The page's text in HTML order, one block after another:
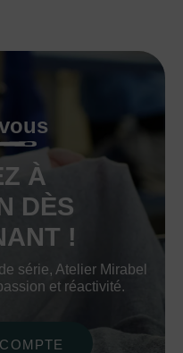
À
DÈS
!
série, Atelier Mirabel
et réactivité.